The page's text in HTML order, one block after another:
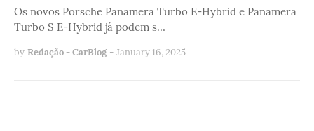
Os novos Porsche Panamera Turbo E-Hybrid e Panamera
Turbo S E-Hybrid já podem s…
by Redação - CarBlog - January 16, 2025